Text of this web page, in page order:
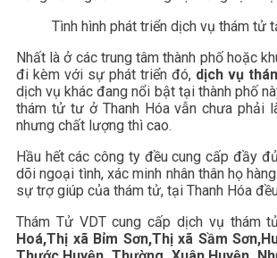
Tình hình phát triển dịch vụ thám tử
Nhất là ở các trung tâm thành phố hoặc
đi kèm với sự phát triển đó, dịch vụ
dịch vụ khác đang nổi bật tại thành phố
thám tử tư ở Thanh Hóa vẫn chưa phải
nhưng chất lượng thì cao.
Hầu hết các công ty đều cung cấp đầy
dõi ngoại tình, xác minh nhân thân họ
sự trợ giúp của thám tử, tại Thanh Hóa
Thám Tử VDT cung cấp dịch vụ thám
Hoá,Thị xã Bỉm Sơn,Thị xã Sầm